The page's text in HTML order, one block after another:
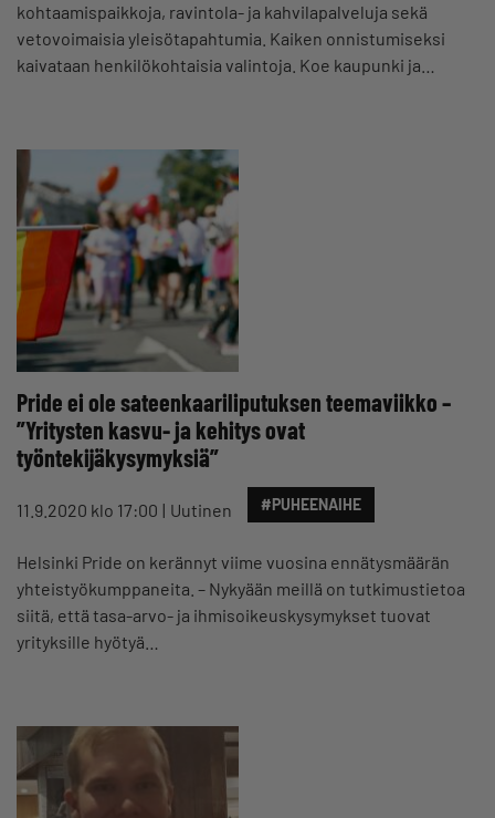
kohtaamispaikkoja, ravintola- ja kahvilapalveluja sekä
vetovoimaisia yleisötapahtumia. Kaiken onnistumiseksi
kaivataan henkilökohtaisia valintoja. Koe kaupunki ja…
Pride ei ole sateenkaariliputuksen teemaviikko –
”Yritysten kasvu- ja kehitys ovat
työntekijäkysymyksiä”
11.9.2020 klo 17:00 Uutinen #PUHEENAIHE
Helsinki Pride on kerännyt viime vuosina ennätysmäärän
yhteistyökumppaneita. – Nykyään meillä on tutkimustietoa
siitä, että tasa-arvo- ja ihmisoikeuskysymykset tuovat
yrityksille hyötyä…